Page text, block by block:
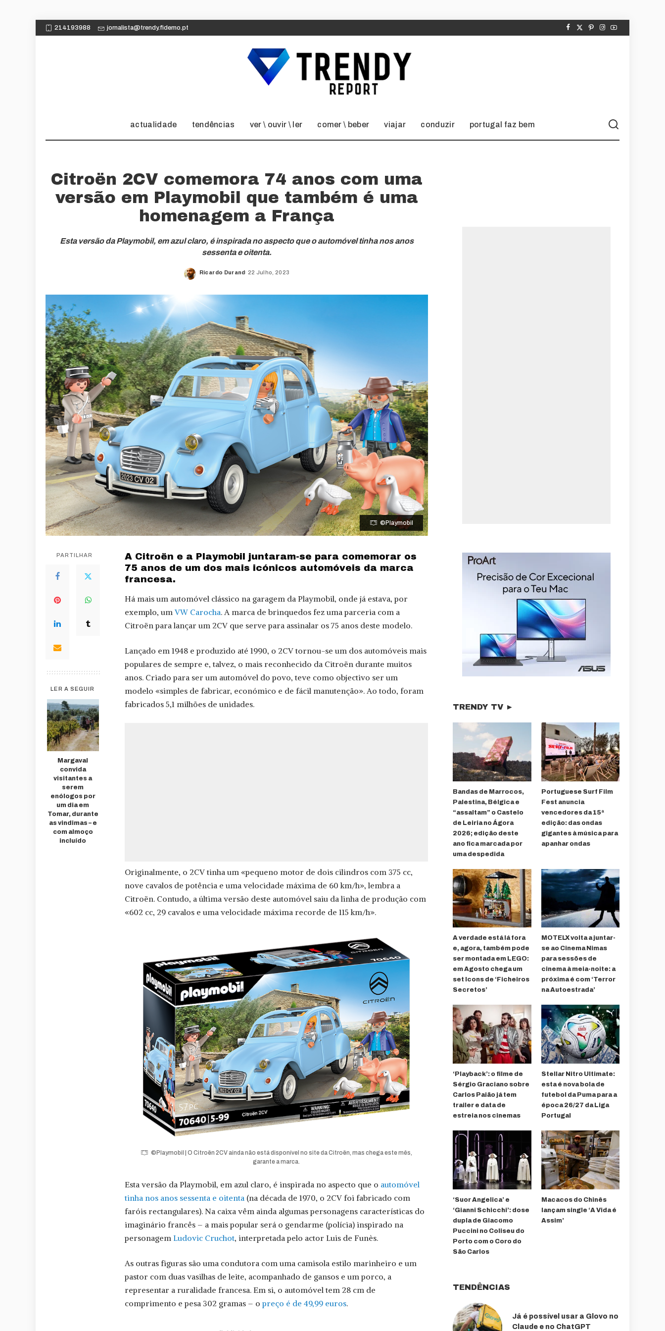
214193988 jornalista@trendy.fidemo.pt
actualidade tendências ver \ ouvir \ ler comer \ beber viajar conduzir portugal faz bem
Citroën 2CV comemora 74 anos com uma
versão em Playmobil que também é uma
homenagem a França
Esta versão da Playmobil, em azul claro, é inspirada no aspecto que o automóvel tinha nos anos
sessenta e oitenta.
Posted
Ricardo Durand 22 Julho, 2023
©Playmobil
PARTILHAR
LER A SEGUIR
Margaval
convida
visitantes a
serem
enólogos por
um dia em
Tomar, durante
as vindimas – e
com almoço
incluído
A Citroën e a Playmobil juntaram-se para comemorar os
75 anos de um dos mais icónicos automóveis da marca
francesa.
Há mais um automóvel clássico na garagem da Playmobil, onde já estava, por
exemplo, umVW Carocha. A marca de brinquedos fez uma parceria com a
Citroën para lançar um 2CV que serve para assinalar os 75 anos deste modelo.
Lançado em 1948 e produzido até 1990, o 2CV tornou-se um dos automóveis mais
populares de sempre e, talvez, o mais reconhecido da Citroën durante muitos
anos. Criado para ser um automóvel do povo, teve como objectivo ser um
modelo «simples de fabricar, económico e de fácil manutenção». Ao todo, foram
fabricados 5,1 milhões de unidades.
Originalmente, o 2CV tinha um «pequeno motor de dois cilindros com 375 cc,
nove cavalos de potência e uma velocidade máxima de 60 km/h», lembra a
Citroën. Contudo, a última versão deste automóvel saiu da linha de produção com
«602 cc, 29 cavalos e uma velocidade máxima recorde de 115 km/h».
©Playmobil | O Citroën 2CV ainda não está disponível no site da Citroën, mas chega este mês,
garante a marca.
Esta versão da Playmobil, em azul claro, é inspirada no aspecto que o automóvel
tinha nos anos sessenta e oitenta (na década de 1970, o 2CV foi fabricado com
faróis rectangulares). Na caixa vêm ainda algumas personagens características do
imaginário francês – a mais popular será o gendarme (polícia) inspirado na
personagem Ludovic Cruchot, interpretada pelo actor Luis de Funès.
As outras figuras são uma condutora com uma camisola estilo marinheiro e um
pastor com duas vasilhas de leite, acompanhado de gansos e um porco, a
representar a ruralidade francesa. Em si, o automóvel tem 28 cm de
comprimento e pesa 302 gramas – opreço é de 49,99 euros.
TRENDY TV ►
Bandas de Marrocos,
Palestina, Bélgica e
“assaltam” o Castelo
de Leiria no Ágora
2026; edição deste
ano fica marcada por
uma despedida
Portuguese Surf Film
Fest anuncia
vencedores da 15ª
edição: das ondas
gigantes à música para
apanhar ondas
A verdade está lá fora
e, agora, também pode
ser montada em LEGO:
em Agosto chega um
set Icons de ‘Ficheiros
Secretos’
MOTELX volta a juntar-
se ao Cinema Nimas
para sessões de
cinema à meia-noite: a
próxima é com ‘Terror
na Autoestrada’
‘Playback’: o filme de
Sérgio Graciano sobre
Carlos Paião já tem
trailer e data de
estreia nos cinemas
Stellar Nitro Ultimate:
esta é nova bola de
futebol da Puma para a
época 26/27 da Liga
Portugal
‘Suor Angelica’ e
‘Gianni Schicchi’: dose
dupla de Giacomo
Puccini no Coliseu do
Porto com o Coro do
São Carlos
Macacos do Chinês
lançam single ‘A Vida é
Assim’
TENDÊNCIAS
Já é possível usar a Glovo no
Claude e no ChatGPT